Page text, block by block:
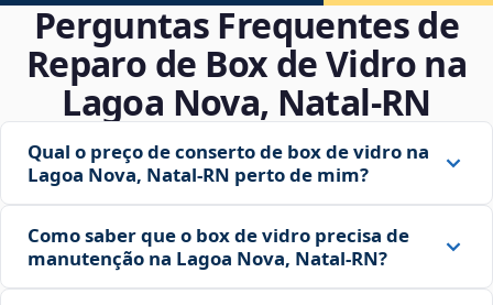
Perguntas Frequentes de
Reparo de Box de Vidro na
Lagoa Nova, Natal‑RN
Qual o preço de conserto de box de vidro na
Lagoa Nova, Natal‑RN perto de mim?
Como saber que o box de vidro precisa de
manutenção na Lagoa Nova, Natal‑RN?